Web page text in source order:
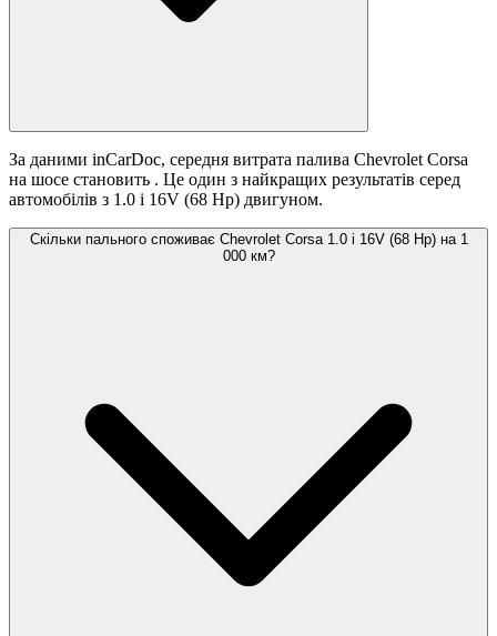
За даними inCarDoc, середня витрата палива Chevrolet Corsa
на шосе становить . Це один з найкращих результатів серед
автомобілів з 1.0 i 16V (68 Hp) двигуном.
Скільки пального споживає Chevrolet Corsa 1.0 i 16V (68 Hp) на 1
000 км?